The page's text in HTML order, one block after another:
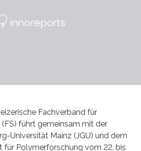
Fachverband für
(FS) führt gemeinsam mit der
Universität Mainz (JGU) und dem
für Polymerforschung vom 22. bis